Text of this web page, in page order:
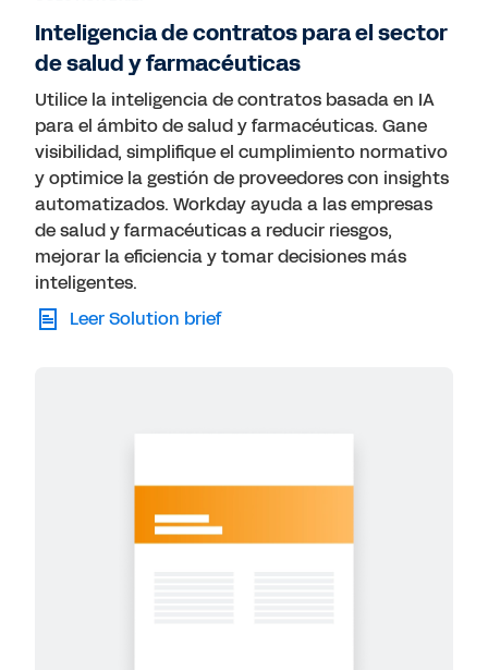
Inteligencia de contratos para el sector
de salud y farmacéuticas
Utilice la inteligencia de contratos basada en IA
para el ámbito de salud y farmacéuticas. Gane
visibilidad, simplifique el cumplimiento normativo
y optimice la gestión de proveedores con insights
automatizados. Workday ayuda a las empresas
de salud y farmacéuticas a reducir riesgos,
mejorar la eficiencia y tomar decisiones más
inteligentes.
Leer Solution brief